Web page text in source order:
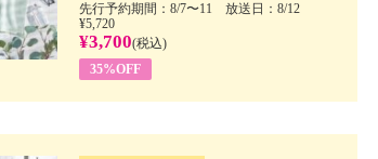
先行予約期間：8/7〜11 放送日：8/12
¥5,720
¥3,700(税込)
35%OFF